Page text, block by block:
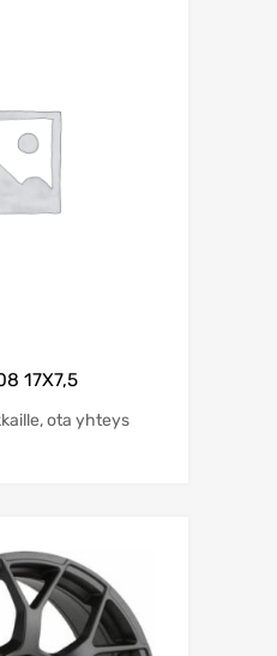
17X7,5
ota yhteys